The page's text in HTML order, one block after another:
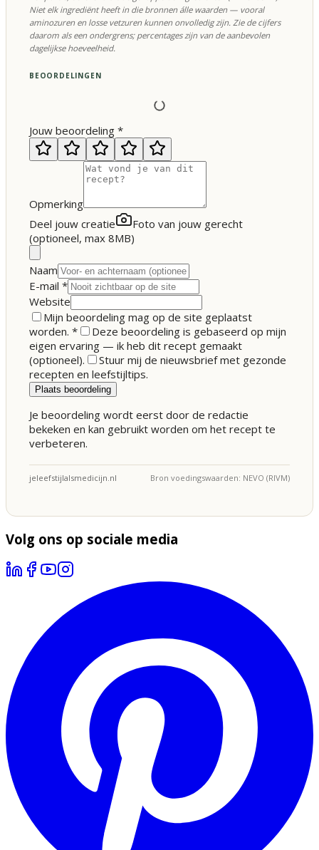
Niet elk ingrediënt heeft in die bronnen álle waarden — vooral
aminozuren en losse vetzuren kunnen onvolledig zijn. Zie de cijfers
daarom als een ondergrens; percentages zijn van de aanbevolen
dagelijkse hoeveelheid.
BEOORDELINGEN
Jouw beoordeling *
Opmerking
Deel jouw creatie
Foto van jouw gerecht
(optioneel, max 8MB)
Naam
E-mail *
Website
Mijn beoordeling mag op de site geplaatst
worden. *
Deze beoordeling is gebaseerd op mijn
eigen ervaring — ik heb dit recept gemaakt
(optioneel).
Stuur mij de nieuwsbrief met gezonde
recepten en leefstijltips.
Plaats beoordeling
Je beoordeling wordt eerst door de redactie
bekeken en kan gebruikt worden om het recept te
verbeteren.
jeleefstijlalsmedicijn.nl Bron voedingswaarden: NEVO (RIVM)
Volg ons op sociale media